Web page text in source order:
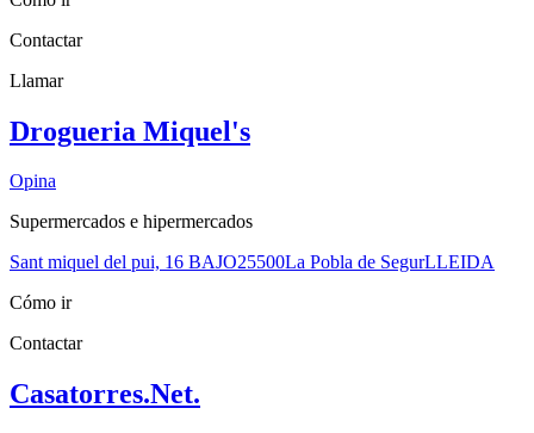
Contactar
Llamar
Drogueria Miquel's
Opina
Supermercados e hipermercados
Sant miquel del pui, 16 BAJO25500La Pobla de SegurLLEIDA
Cómo ir
Contactar
Casatorres.Net.